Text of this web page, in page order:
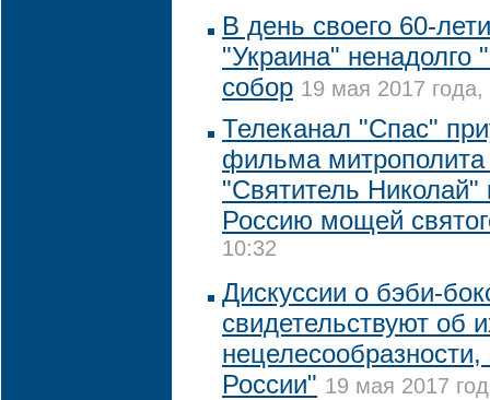
В день своего 60-
"Украина" ненадолго
собор 19 мая 2017 года,
Телеканал "Спас"
фильма
"Святитель Николай"
Россию мощей
10:32
Дискуссии о бэби-
свидетельствуют об
России" 19 мая 2017